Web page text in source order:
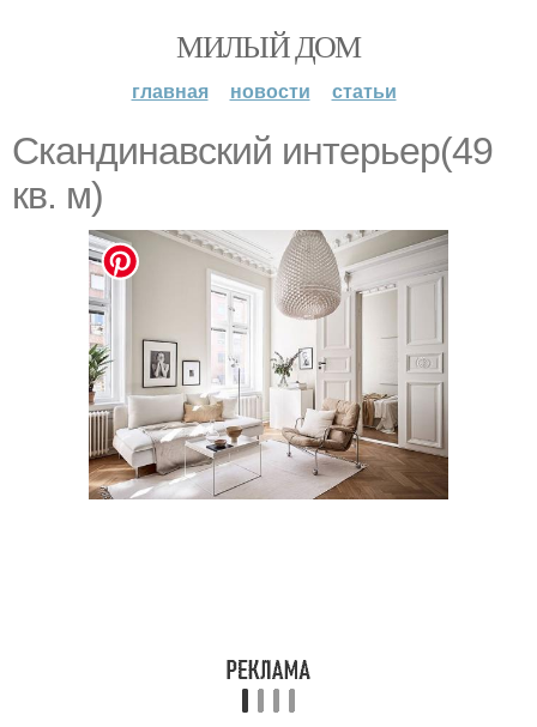
МИЛЫЙ ДОМ
главная новости статьи
Скандинавский интерьер(49
кв. м)